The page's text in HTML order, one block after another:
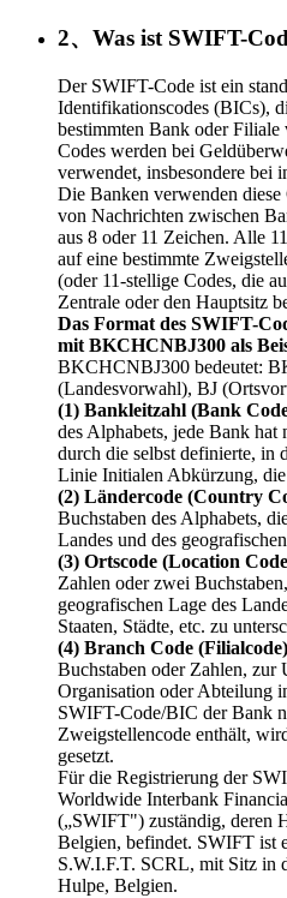
2、Was ist SWIFT-
Der SWIFT-Code ist ein
Identifikationscodes (BICs),
bestimmten Bank oder
Codes werden bei
verwendet, insbesondere bei
Die Banken verwenden
von Nachrichten zwischen
aus 8 oder 11 Zeichen. Alle
auf eine bestimmte
(oder 11-stellige Codes, die
Zentrale oder den Hauptsitz
Das Format des SWIFT-
mit BKCHCNBJ300 als
BKCHCNBJ300 bedeutet:
(Landesvorwahl), BJ
(1) Bankleitzahl (Bank
des Alphabets, jede Bank
durch die selbst definierte, in
Linie Initialen Abkürzung,
(2) Ländercode (Country
Buchstaben des Alphabets,
Landes und des
(3) Ortscode (Location
Zahlen oder zwei
geografischen Lage des
Staaten, Städte, etc. zu
(4) Branch Code
Buchstaben oder Zahlen, zur
Organisation oder Abteilung
SWIFT-Code/BIC der Bank
Zweigstellencode enthält,
gesetzt.
Für die Registrierung der
Worldwide Interbank
(„SWIFT") zuständig, deren
Belgien, befindet. SWIFT ist
S.W.I.F.T. SCRL, mit Sitz in
Hulpe, Belgien.